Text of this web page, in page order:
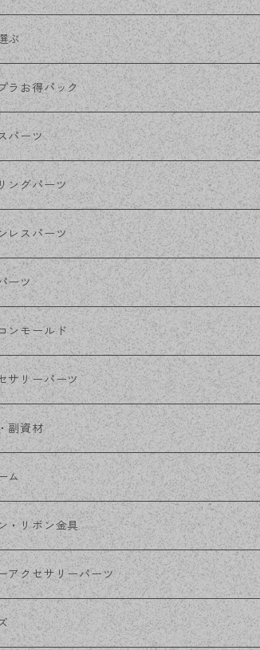
ぶ
ルド
ド
ー
トシルバー
レス・シルバー
レス・ゴールド
ラお得パック
パーツ
ピアス
ピアス
ピアス
ングパーツ
ねイヤリング
プイヤリング
ールピアス
レスパーツ
レスピアス
レスイヤリング
レスチェーン
レス金具
ーツ
ンモールド
サリーパーツ
ン丸カン
ム
ター
副資材
ビーズキャップ
ン
ム
ル・プラ
ボール
・リボン金具
金具
アクセサリーパーツ